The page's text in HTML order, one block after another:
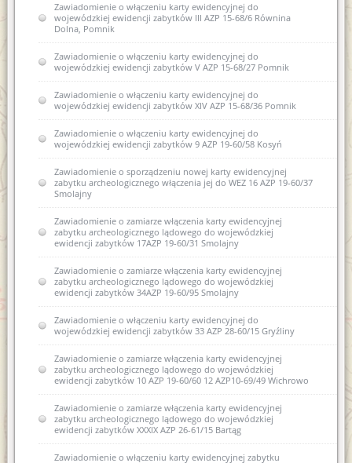
Zawiadomienie o włączeniu karty ewidencyjnej do
wojewódzkiej ewidencji zabytków III AZP 15-68/6 Równina
Dolna, Pomnik
Zawiadomienie o włączeniu karty ewidencyjnej do
wojewódzkiej ewidencji zabytków V AZP 15-68/27 Pomnik
Zawiadomienie o włączeniu karty ewidencyjnej do
wojewódzkiej ewidencji zabytków XIV AZP 15-68/36 Pomnik
Zawiadomienie o włączeniu karty ewidencyjnej do
wojewódzkiej ewidencji zabytków 9 AZP 19-60/58 Kosyń
Zawiadomienie o sporządzeniu nowej karty ewidencyjnej
zabytku archeologicznego włączenia jej do WEZ 16 AZP 19-60/37
Smolajny
Zawiadomienie o zamiarze włączenia karty ewidencyjnej
zabytku archeologicznego lądowego do wojewódzkiej
ewidencji zabytków 17AZP 19-60/31 Smolajny
Zawiadomienie o zamiarze włączenia karty ewidencyjnej
zabytku archeologicznego lądowego do wojewódzkiej
ewidencji zabytków 34AZP 19-60/95 Smolajny
Zawiadomienie o włączeniu karty ewidencyjnej do
wojewódzkiej ewidencji zabytków 33 AZP 28-60/15 Gryźliny
Zawiadomienie o zamiarze włączenia karty ewidencyjnej
zabytku archeologicznego lądowego do wojewódzkiej
ewidencji zabytków 10 AZP 19-60/60 12 AZP10-69/49 Wichrowo
Zawiadomienie o zamiarze włączenia karty ewidencyjnej
zabytku archeologicznego lądowego do wojewódzkiej
ewidencji zabytków XXXIX AZP 26-61/15 Bartąg
Zawiadomienie o włączeniu karty ewidencyjnej zabytku